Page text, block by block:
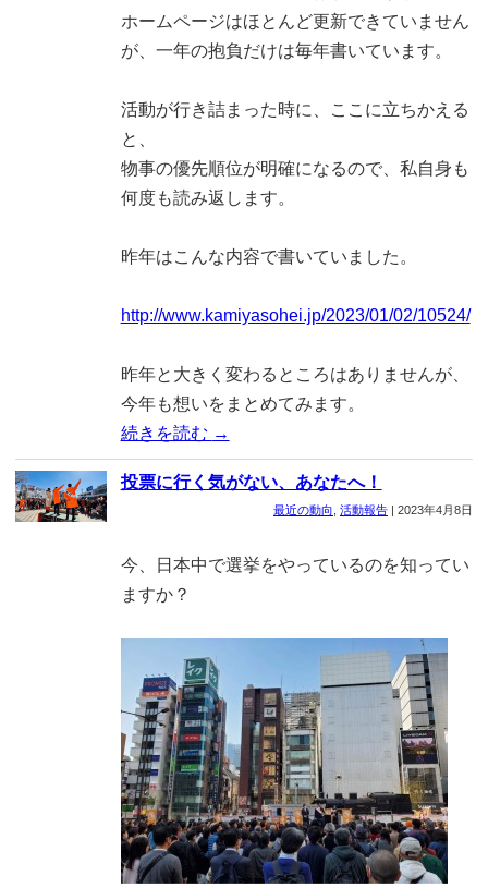
ホームページはほとんど更新できていません
が、一年の抱負だけは毎年書いています。
活動が行き詰まった時に、ここに立ちかえる
と、
物事の優先順位が明確になるので、私自身も
何度も読み返します。
昨年はこんな内容で書いていました。
http://www.kamiyasohei.jp/2023/01/02/10524/
昨年と大きく変わるところはありませんが、
今年も想いをまとめてみます。
続きを読む →
投票に行く気がない、あなたへ！
最近の動向 活動報告 | 2023年4月8日
今、日本中で選挙をやっているのを知ってい
ますか？